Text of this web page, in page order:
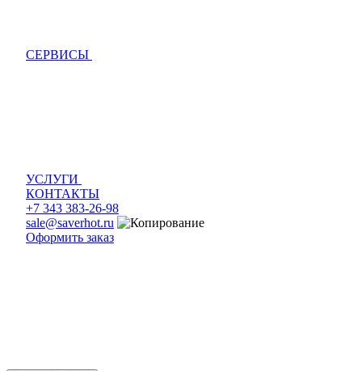
СЕРВИСЫ
УСЛУГИ
КОНТАКТЫ
+7 343 383-26-98
sale@saverhot.ru
Оформить заказ